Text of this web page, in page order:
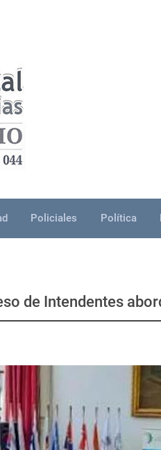
Policiales Política
de Intendentes